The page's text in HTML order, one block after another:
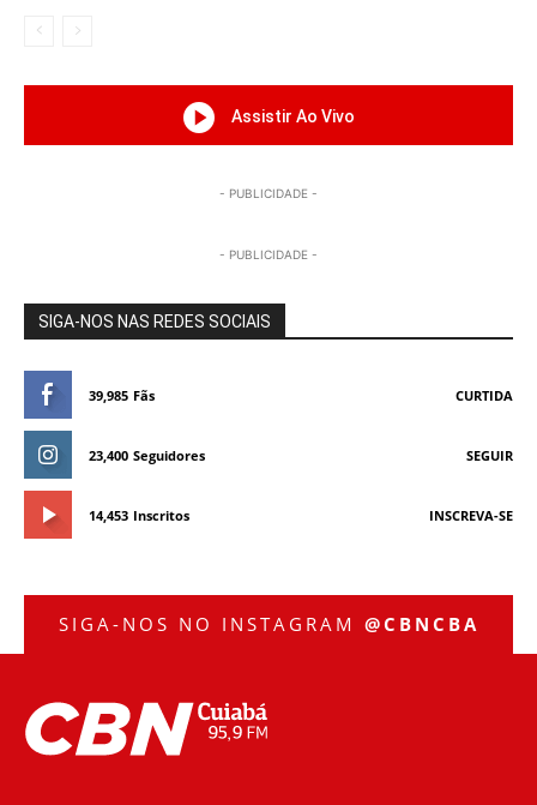
Assistir Ao Vivo
- PUBLICIDADE -
- PUBLICIDADE -
SIGA-NOS NAS REDES SOCIAIS
39,985 Fãs CURTIDA
23,400 Seguidores SEGUIR
14,453 Inscritos INSCREVA-SE
SIGA-NOS NO INSTAGRAM @CBNCBA